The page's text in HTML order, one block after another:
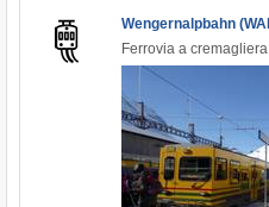
Wengernalpbahn
Ferrovia a cremagliera